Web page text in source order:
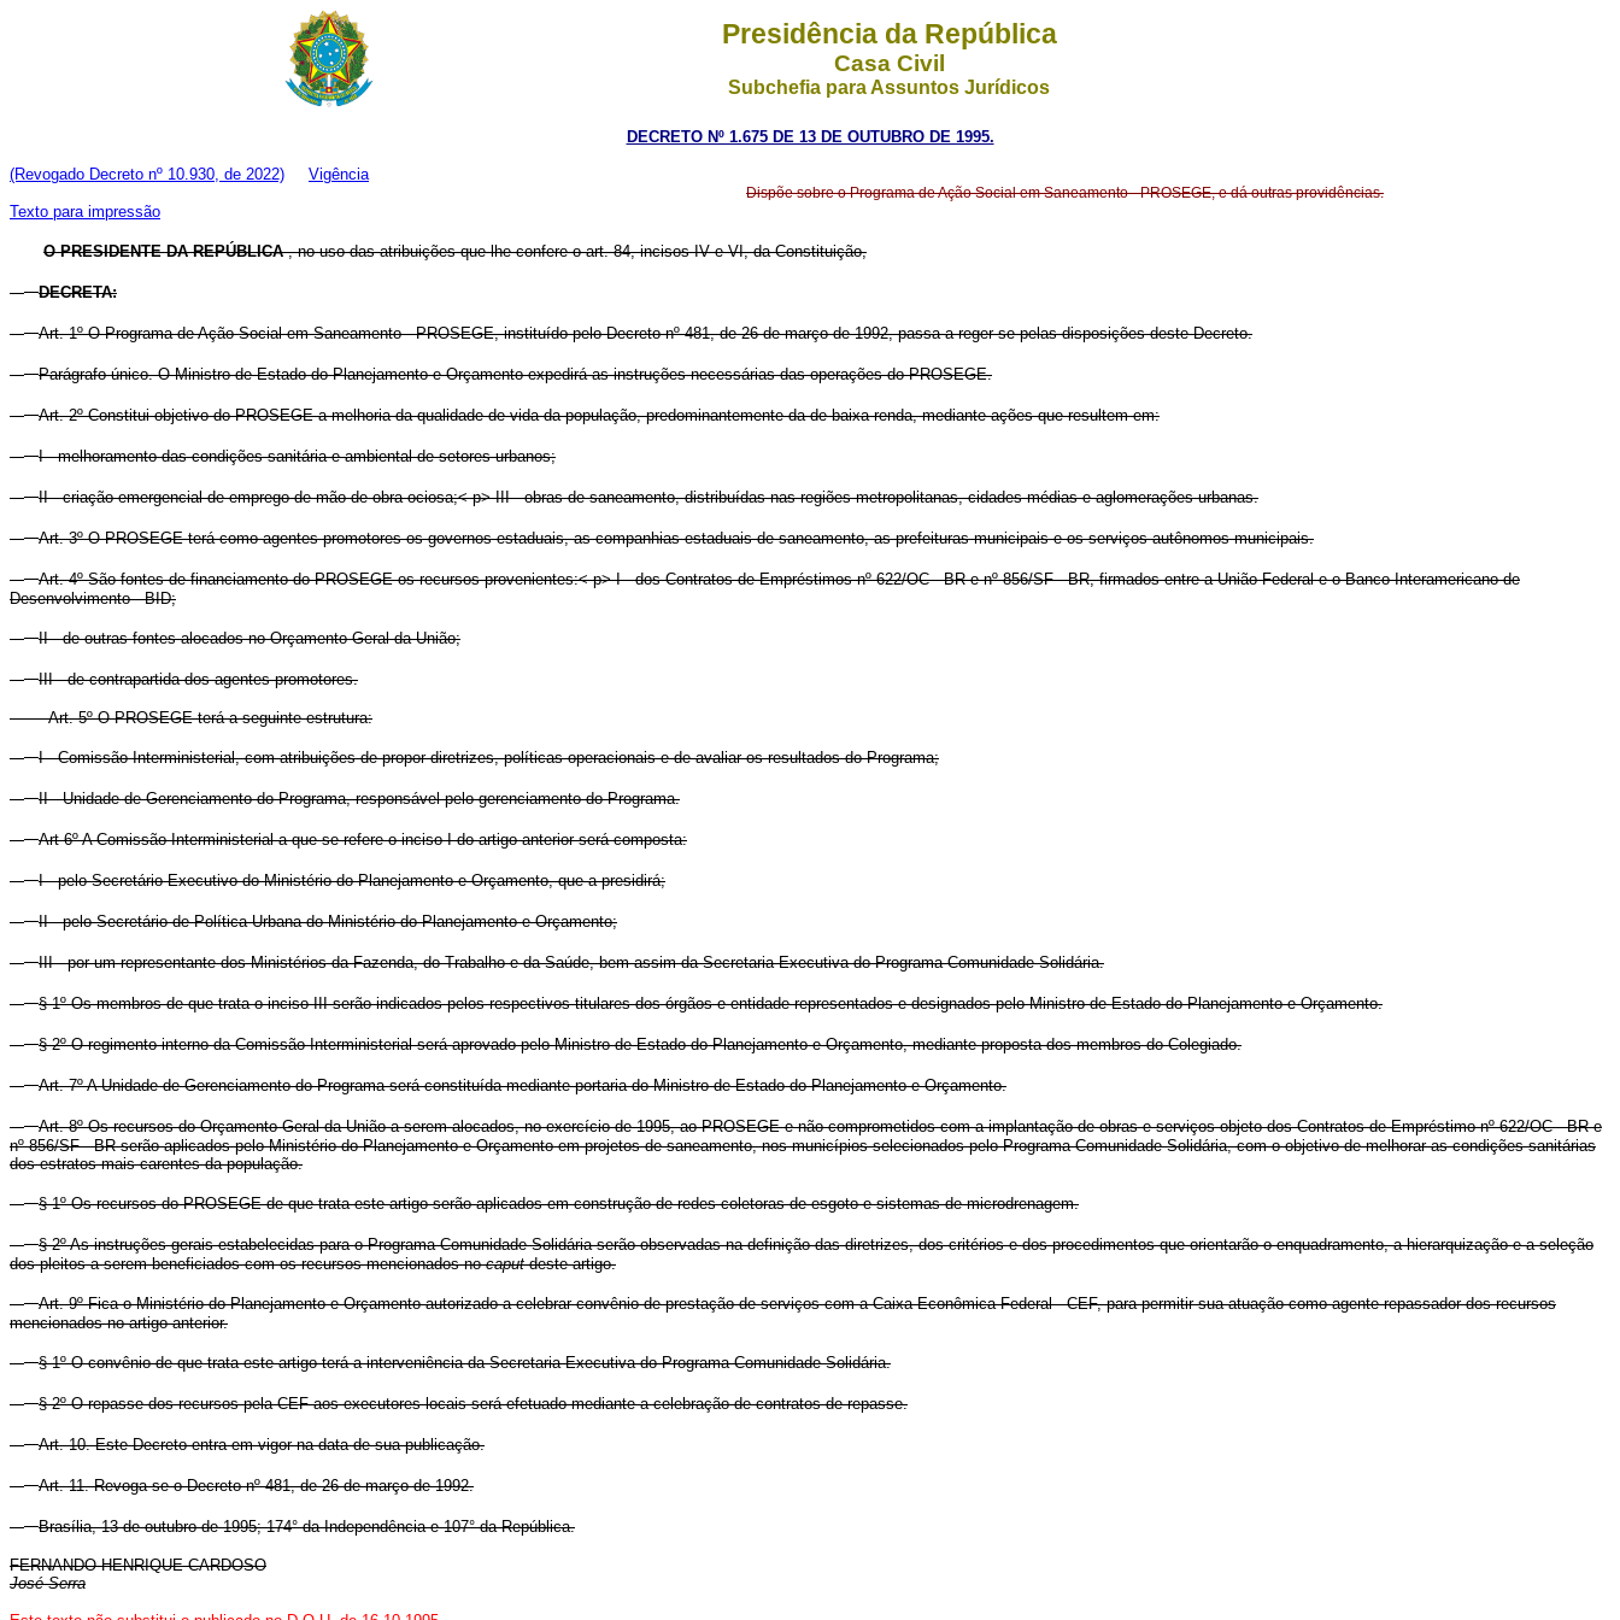
Presidência da República
Casa Civil
Subchefia para Assuntos Jurídicos
DECRETO Nº 1.675 DE 13 DE OUTUBRO DE 1995.
(Revogado Decreto nº 10.930, de 2022) Vigência
Texto para impressão
Dispõe sobre o Programa de Ação Social em Saneamento - PROSEGE, e dá outras providências.
O PRESIDENTE DA REPÚBLICA, no uso das atribuições que lhe confere o art. 84, incisos IV e VI, da Constituição,
DECRETA:
Art. 1º O Programa de Ação Social em Saneamento - PROSEGE, instituído pelo Decreto nº 481, de 26 de março de 1992, passa a reger-se pelas disposições deste Decreto.
Parágrafo único. O Ministro de Estado do Planejamento e Orçamento expedirá as instruções necessárias das operações do PROSEGE.
Art. 2º Constitui objetivo do PROSEGE a melhoria da qualidade de vida da população, predominantemente da de baixa renda, mediante ações que resultem em:
I - melhoramento das condições sanitária e ambiental de setores urbanos;
II - criação emergencial de emprego de mão-de-obra ociosa;< p> III - obras de saneamento, distribuídas nas regiões metropolitanas, cidades médias e aglomerações urbanas.
Art. 3º O PROSEGE terá como agentes promotores os governos estaduais, as companhias estaduais de saneamento, as prefeituras municipais e os serviços autônomos municipais.
Art. 4º São fontes de financiamento do PROSEGE os recursos provenientes:< p> I - dos Contratos de Empréstimos nº 622/OC - BR e nº 856/SF - BR, firmados entre a União Federal e o Banco Interamericano de
Desenvolvimento - BID;
II - de outras fontes alocados no Orçamento Geral da União;
III - de contrapartida dos agentes promotores.
Art. 5º O PROSEGE terá a seguinte estrutura:
I - Comissão Interministerial, com atribuições de propor diretrizes, políticas operacionais e de avaliar os resultados do Programa;
II - Unidade de Gerenciamento do Programa, responsável pelo gerenciamento do Programa.
Art 6º A Comissão Interministerial a que se refere o inciso I do artigo anterior será composta:
I - pelo Secretário-Executivo do Ministério do Planejamento e Orçamento, que a presidirá;
II - pelo Secretário de Política Urbana do Ministério do Planejamento e Orçamento;
III - por um representante dos Ministérios da Fazenda, do Trabalho e da Saúde, bem assim da Secretaria-Executiva do Programa Comunidade Solidária.
§ 1º Os membros de que trata o inciso III serão indicados pelos respectivos titulares dos órgãos e entidade representados e designados pelo Ministro de Estado do Planejamento e Orçamento.
§ 2º O regimento interno da Comissão Interministerial será aprovado pelo Ministro de Estado do Planejamento e Orçamento, mediante proposta dos membros do Colegiado.
Art. 7º A Unidade de Gerenciamento do Programa será constituída mediante portaria do Ministro de Estado do Planejamento e Orçamento.
Art. 8º Os recursos do Orçamento Geral da União a serem alocados, no exercício de 1995, ao PROSEGE e não comprometidos com a implantação de obras e serviços objeto dos Contratos de Empréstimo nº 622/OC - BR e
nº 856/SF - BR serão aplicados pelo Ministério do Planejamento e Orçamento em projetos de saneamento, nos municípios selecionados pelo Programa Comunidade Solidária, com o objetivo de melhorar as condições sanitárias
dos estratos mais carentes da população.
§ 1º Os recursos do PROSEGE de que trata este artigo serão aplicados em construção de redes coletoras de esgoto e sistemas de microdrenagem.
§ 2º As instruções gerais estabelecidas para o Programa Comunidade Solidária serão observadas na definição das diretrizes, dos critérios e dos procedimentos que orientarão o enquadramento, a hierarquização e a seleção
dos pleitos a serem beneficiados com os recursos mencionados nocaputdeste artigo.
Art. 9º Fica o Ministério do Planejamento e Orçamento autorizado a celebrar convênio de prestação de serviços com a Caixa Econômica Federal - CEF, para permitir sua atuação como agente repassador dos recursos
mencionados no artigo anterior.
§ 1º O convênio de que trata este artigo terá a interveniência da Secretaria-Executiva do Programa Comunidade Solidária.
§ 2º O repasse dos recursos pela CEF aos executores locais será efetuado mediante a celebração de contratos de repasse.
Art. 10. Este Decreto entra em vigor na data de sua publicação.
Art. 11. Revoga-se o Decreto nº 481, de 26 de março de 1992.
Brasília, 13 de outubro de 1995; 174° da Independência e 107° da República.
FERNANDO HENRIQUE CARDOSO
José Serra